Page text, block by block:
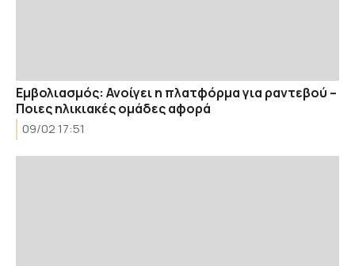
Εμβολιασμός: Ανοίγει η πλατφόρμα για ραντεβού –
Ποιες ηλικιακές ομάδες αφορά
09/02 17:51